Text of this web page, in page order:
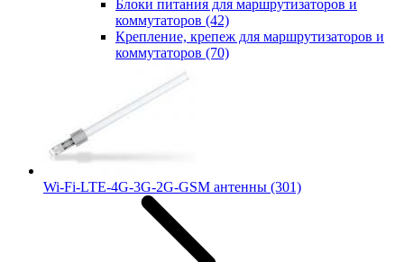
Блоки питания для маршрутизаторов и
коммутаторов (42)
Крепление, крепеж для маршрутизаторов и
коммутаторов (70)
Wi-Fi-LTE-4G-3G-2G-GSM антенны (301)